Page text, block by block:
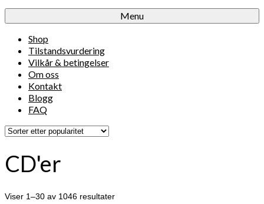
Menu
Shop
Tilstandsvurdering
Vilkår & betingelser
Om oss
Kontakt
Blogg
FAQ
CD'er
Viser 1–30 av 1046 resultater